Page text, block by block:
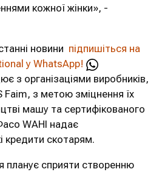
кожної жінки», -
новини підпишіться на
у WhatsApp!
з організаціями виробників,
Faim, з метою зміцнення їх
машу та сертифікованого
WAHI надає
кредити скотарям.
планує сприяти створенню